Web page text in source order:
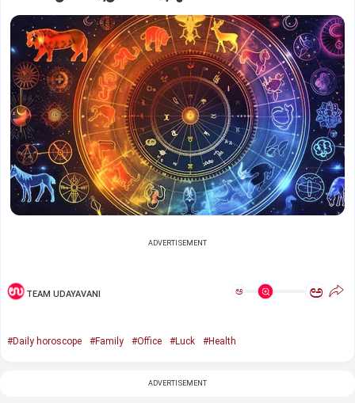
ADVERTISEMENT
TEAM UDAYAVANI ಅ ಅ
#Daily horoscope #Family #Office #Luck #Health
ADVERTISEMENT